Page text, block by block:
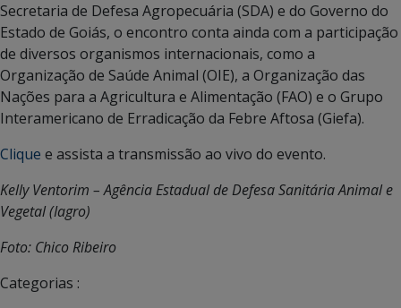
Secretaria de Defesa Agropecuária (SDA) e do Governo do
Estado de Goiás, o encontro conta ainda com a participação
de diversos organismos internacionais, como a
Organização de Saúde Animal (OIE), a Organização das
Nações para a Agricultura e Alimentação (FAO) e o Grupo
Interamericano de Erradicação da Febre Aftosa (Giefa).
Clique e assista a transmissão ao vivo do evento.
Kelly Ventorim – Agência Estadual de Defesa Sanitária Animal e
Vegetal (Iagro)
Foto: Chico Ribeiro
Categorias :